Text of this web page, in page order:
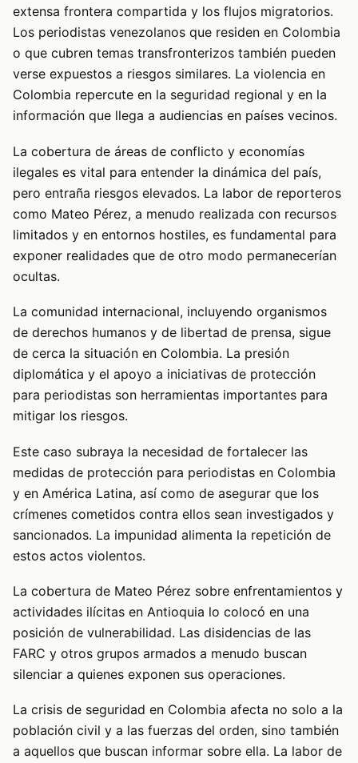
extensa frontera compartida y los flujos migratorios.
Los periodistas venezolanos que residen en Colombia
o que cubren temas transfronterizos también pueden
verse expuestos a riesgos similares. La violencia en
Colombia repercute en la seguridad regional y en la
información que llega a audiencias en países vecinos.
La cobertura de áreas de conflicto y economías
ilegales es vital para entender la dinámica del país,
pero entraña riesgos elevados. La labor de reporteros
como Mateo Pérez, a menudo realizada con recursos
limitados y en entornos hostiles, es fundamental para
exponer realidades que de otro modo permanecerían
ocultas.
La comunidad internacional, incluyendo organismos
de derechos humanos y de libertad de prensa, sigue
de cerca la situación en Colombia. La presión
diplomática y el apoyo a iniciativas de protección
para periodistas son herramientas importantes para
mitigar los riesgos.
Este caso subraya la necesidad de fortalecer las
medidas de protección para periodistas en Colombia
y en América Latina, así como de asegurar que los
crímenes cometidos contra ellos sean investigados y
sancionados. La impunidad alimenta la repetición de
estos actos violentos.
La cobertura de Mateo Pérez sobre enfrentamientos y
actividades ilícitas en Antioquia lo colocó en una
posición de vulnerabilidad. Las disidencias de las
FARC y otros grupos armados a menudo buscan
silenciar a quienes exponen sus operaciones.
La crisis de seguridad en Colombia afecta no solo a la
población civil y a las fuerzas del orden, sino también
a aquellos que buscan informar sobre ella. La labor de